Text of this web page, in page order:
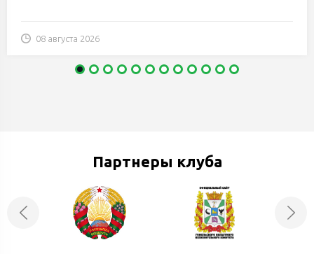
08 августа 2026
Партнеры клуба